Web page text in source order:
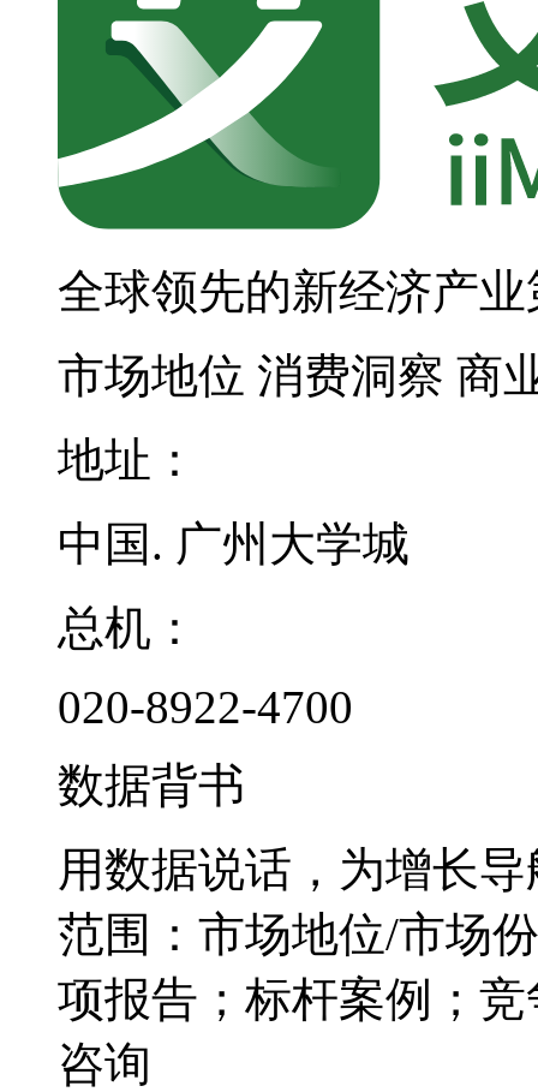
全球领先的新经济产
市场地位 消费洞察 商
地址：
中国. 广州大学城
总机：
020-8922-4700
数据背书
用数据说话，为增长导
范围：市场地位/市场
项报告；标杆案例；
咨询